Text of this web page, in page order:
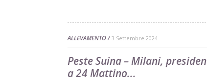
ALLEVAMENTO 3 Settembre 2024
Peste Suina – Milani,
a 24 Mattino...